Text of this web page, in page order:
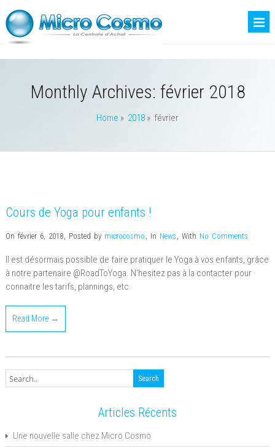
Monthly Archives: février 2018
Home » 2018 » février
Cours de Yoga pour enfants !
On février 6, 2018, Posted by microcosmo , In News , With No Comments
Il est désormais possible de faire pratiquer le Yoga à vos enfants, grâce
à notre partenaire @RoadToYoga. N'hesitez pas à la contacter pour
connaitre les tarifs, plannings, etc.
Read More →
Articles Récents
Une nouvelle salle chez Micro Cosmo